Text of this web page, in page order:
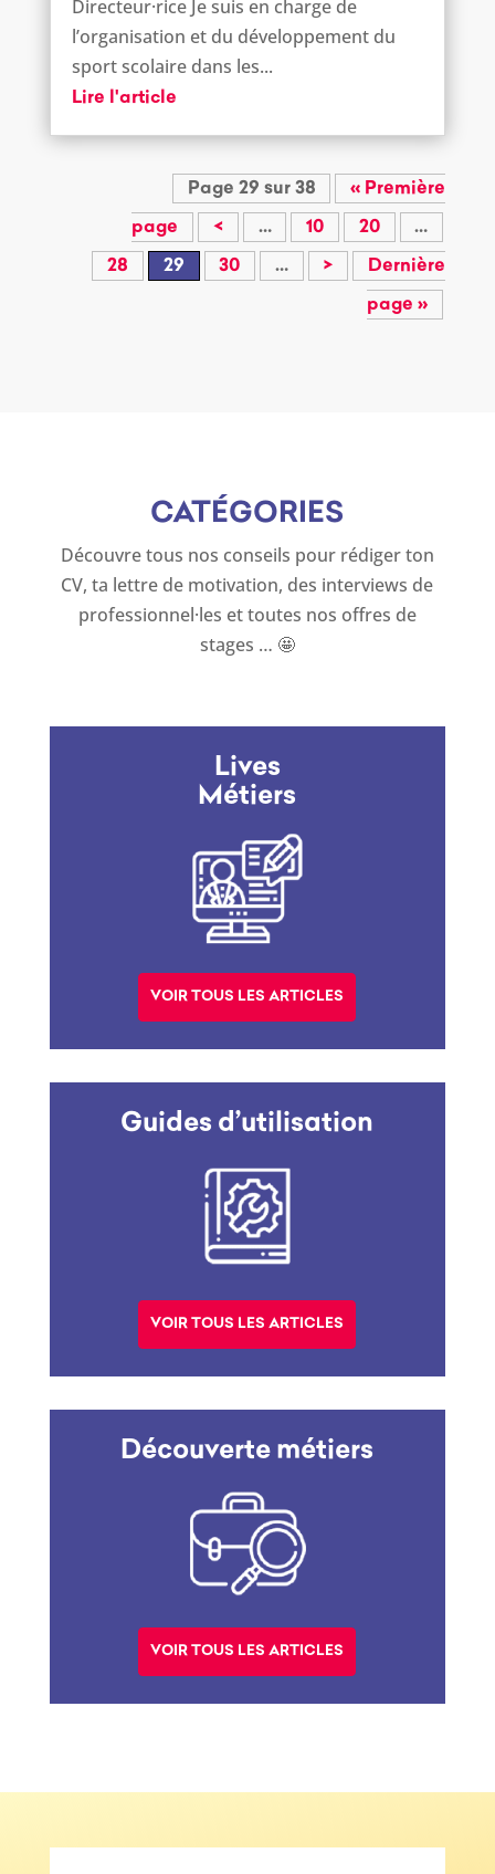
Directeur·rice Je suis en charge de
l’organisation et du développement du
sport scolaire dans les...
Lire l'article
Page 29 sur 38 « Première
page < … 10 20 …
28 29 30 … > Dernière
page »
CATÉGORIES
Découvre tous nos conseils pour rédiger ton
CV, ta lettre de motivation, des interviews de
professionnel·les et toutes nos offres de
stages … 🤩
Lives
Métiers
VOIR TOUS LES ARTICLES
Guides d’utilisation
VOIR TOUS LES ARTICLES
Découverte métiers
VOIR TOUS LES ARTICLES